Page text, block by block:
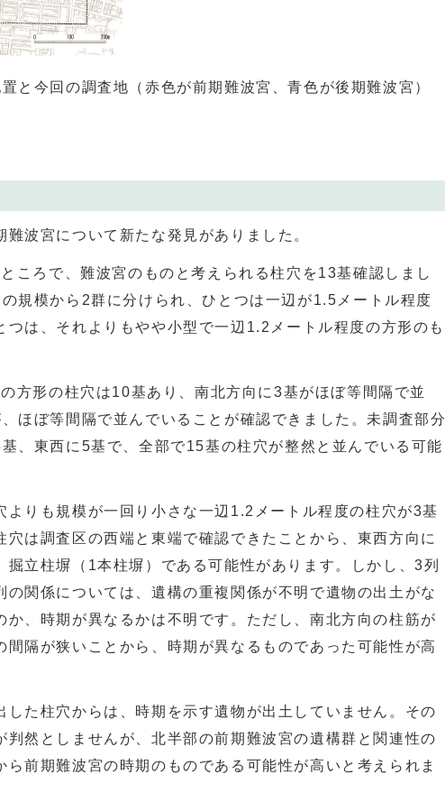
と今回の調査地（赤色が前期難波宮、青色が後期難波宮）
波宮について新たな発見がありました。
ころで、難波宮のものと考えられる柱穴を13基確認しまし
規模から 2群に分けられ、ひとつは一辺が1.5 メートル程度
つは、それよりもやや小型で一辺 1.2 メートル程度の方形のも
方形の柱穴は10基あり、南北方向に3基がほぼ等間隔で並
ほぼ等間隔で並んでいることが確認できました。未調査部分
基、東西に 5基で、全部で15基の柱穴が整然と並んでいる可能
りも規模が一回り小さな一辺 1.2 メートル程度の柱穴が3基
穴は調査区の西端と東端で確認できたことから、東西方向に
掘立柱塀（ 1本柱塀）である可能性があります。しかし、3列
の関係については、遺構の重複関係が不明で遺物の出土がな
か、時期が異なるかは不明です。ただし、南北方向の柱筋が
間隔が狭いことから、時期が異なるものであった可能性が高
た柱穴からは、時期を示す遺物が出土していません。その
判然としませんが、北半部の前期難波宮の遺構群と関連性の
ら前期難波宮の時期のものである可能性が高いと考えられま